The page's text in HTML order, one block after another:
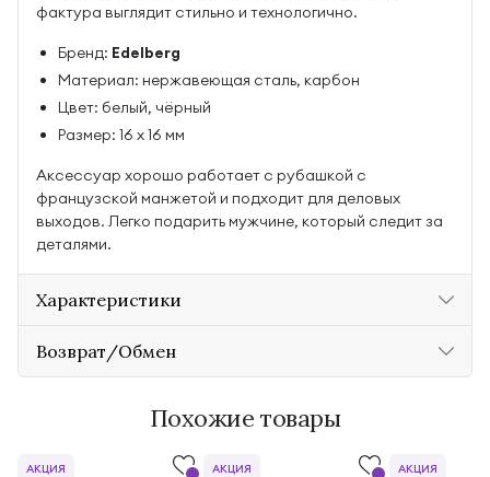
фактура выглядит стильно и технологично.
Бренд: Edelberg
Материал: нержавеющая сталь, карбон
Цвет: белый, чёрный
Размер: 16 х 16 мм
Аксессуар хорошо работает с рубашкой с
французской манжетой и подходит для деловых
выходов. Легко подарить мужчине, который следит за
деталями.
Характеристики
Возврат/Обмен
Похожие товары
АКЦИЯ АКЦИЯ АКЦИЯ